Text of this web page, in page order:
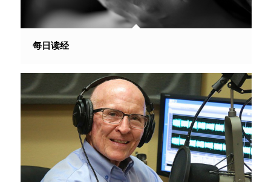
每日读经